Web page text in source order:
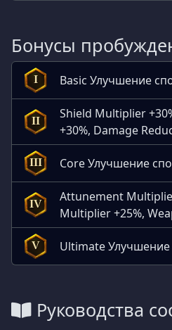
Бонусы
I Basic Улучшение
II
Shield Multiplier
+30%, Damage
III Core Улучшение
IV
Attunement
Multiplier +25%,
V Ultimate Улучшение
Руководства